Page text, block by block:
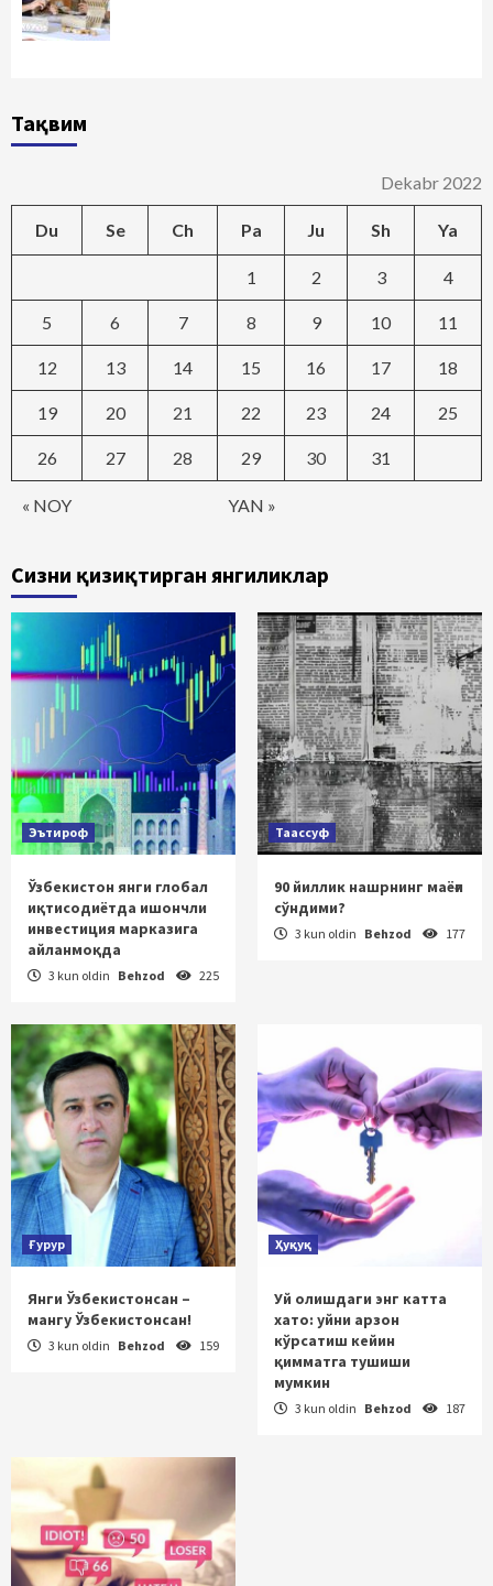
Тақвим
Dekabr 2022
Du Se Ch Pa Ju Sh Ya
« NOY YAN »
1 2 3 4
5 6 7 8 9 10 11
12 13 14 15 16 17 18
19 20 21 22 23 24 25
26 27 28 29 30 31
Сизни қизиқтирган янгиликлар
Эътироф
Ўзбекистон янги глобал
иқтисодиётда ишончли
инвестиция марказига
айланмоқда
3 kun oldin Behzod 225
Таассуф
90 йиллик нашрнинг маёғи
сўндими?
3 kun oldin Behzod 177
Ғурур
Янги Ўзбекистонсан –
мангу Ўзбекистонсан!
3 kun oldin Behzod 159
Ҳуқуқ
Уй олишдаги энг катта
хато: уйни арзон
кўрсатиш кейин
қимматга тушиши
мумкин
3 kun oldin Behzod 187